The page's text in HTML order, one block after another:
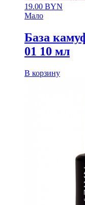
19.00 BYN
Мало
База
01 10 мл
В корзину